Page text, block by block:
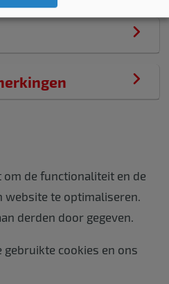
de functionaliteit en de
website te optimaliseren.
derden door gegeven.
cookies en ons